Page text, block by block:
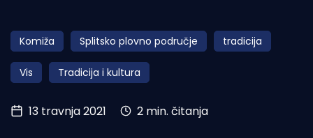
Obala
Otoci
Turizam i nautika
Pomorstvo
Komiža Splitsko plovno područje tradicija
Vis Tradicija i kultura
13 travnja 2021 2 min. čitanja